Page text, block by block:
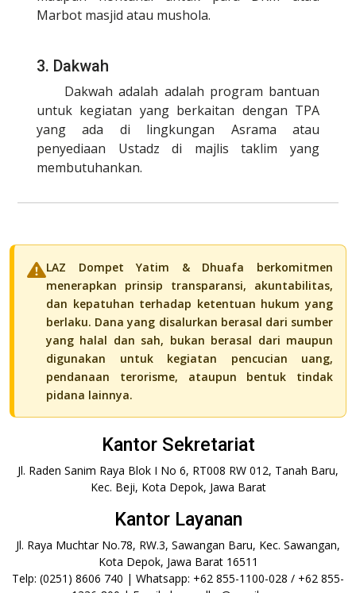
Marbot masjid atau mushola.
3. Dakwah
Dakwah adalah adalah program bantuan
untuk kegiatan yang berkaitan dengan TPA
yang ada di lingkungan Asrama atau
penyediaan Ustadz di majlis taklim yang
membutuhankan.
LAZ Dompet Yatim & Dhuafa berkomitmen
menerapkan prinsip transparansi, akuntabilitas,
dan kepatuhan terhadap ketentuan hukum yang
berlaku. Dana yang disalurkan berasal dari sumber
yang halal dan sah, bukan berasal dari maupun
digunakan untuk kegiatan pencucian uang,
pendanaan terorisme, ataupun bentuk tindak
pidana lainnya.
Kantor Sekretariat
Jl. Raden Sanim Raya Blok I No 6, RT008 RW 012, Tanah Baru,
Kec. Beji, Kota Depok, Jawa Barat
Kantor Layanan
Jl. Raya Muchtar No.78, RW.3, Sawangan Baru, Kec. Sawangan,
Kota Depok, Jawa Barat 16511
Telp: (0251) 8606 740 | Whatsapp: +62 855-1100-028 / +62 855-